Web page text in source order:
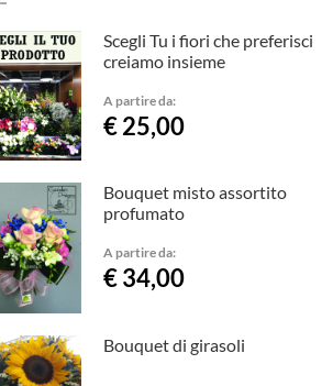
Scegli Tu i fiori che preferisci
creiamo insieme
A partire da:
€ 25,00
Bouquet misto assortito
profumato
A partire da:
€ 34,00
Bouquet di girasoli